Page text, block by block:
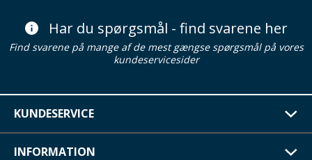
Har du spørgsmål - find svarene her
Find svarene på mange af de mest gængse spørgsmål på vores
kundeservicesider
KUNDESERVICE
INFORMATION